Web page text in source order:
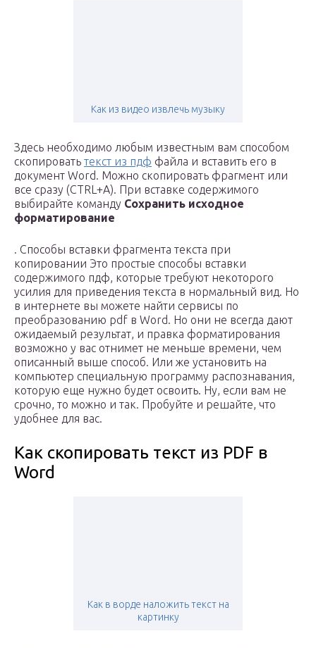
Как из видео извлечь музыку
Здесь необходимо любым известным вам способом
скопировать текст из пдф файла и вставить его в
документ Word. Можно скопировать фрагмент или
все сразу (CTRL+A). При вставке содержимого
выбирайте команду Сохранить исходное
форматирование
. Способы вставки фрагмента текста при
копировании Это простые способы вставки
содержимого пдф, которые требуют некоторого
усилия для приведения текста в нормальный вид. Но
в интернете вы можете найти сервисы по
преобразованию pdf в Word. Но они не всегда дают
ожидаемый результат, и правка форматирования
возможно у вас отнимет не меньше времени, чем
описанный выше способ. Или же установить на
компьютер специальную программу распознавания,
которую еще нужно будет освоить. Ну, если вам не
срочно, то можно и так. Пробуйте и решайте, что
удобнее для вас.
Как скопировать текст из PDF в
Word
Как в ворде наложить текст на
картинку